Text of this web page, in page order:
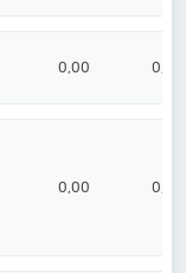
0,00 0,00
0,00 0,00